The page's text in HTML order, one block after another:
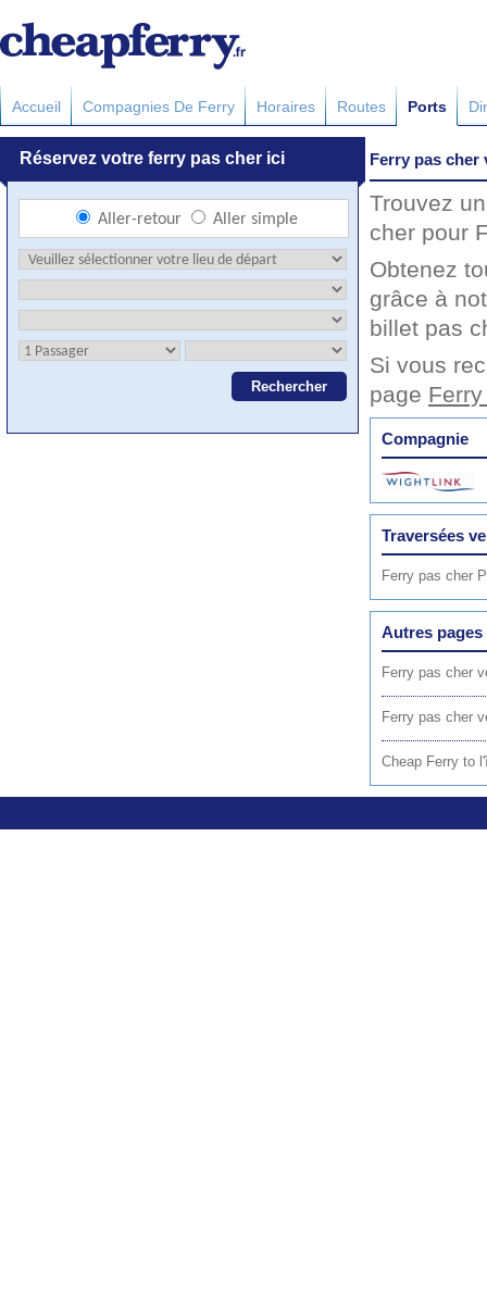
Accueil Compagnies De Ferry Horaires Routes Ports
Ferry pas cher
Trouvez
cher pour
Obtenez
grâce à
billet pas
Si vous
page
Compagnie
Traversées
Ferry pas cher
Autres pages
Ferry pas cher
Ferry pas cher
Cheap Ferry to